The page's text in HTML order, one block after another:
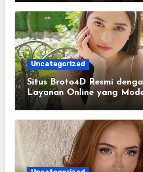
Uncategorized
Situs Broto4D Resmi
Layanan Online yang